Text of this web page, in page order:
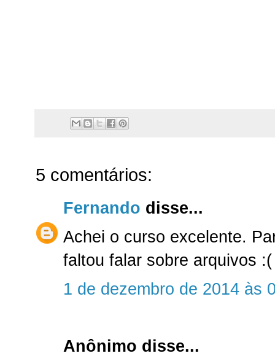
5 comentários:
Fernando disse...
Achei o curso excelente.
faltou falar sobre arquivos :(
1 de dezembro de 2014 às
Anônimo disse...